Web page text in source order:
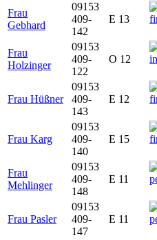
Frau
Gebhard
09153
409-
142
E 13
Frau
Holzinger
09153
409-
122
O 12
Frau Hüßner
09153
409-
143
E 12
Frau Karg
09153
409-
140
E 15
Frau
Mehlinger
09153
409-
148
E 11
Frau Pasler
09153
409-
147
E 11